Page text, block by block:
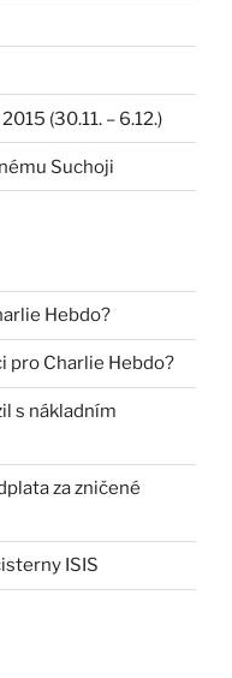
(30.11. – 6.12.)
Suchoji
Hebdo?
pro Charlie Hebdo?
s nákladním
za zničené
ISIS